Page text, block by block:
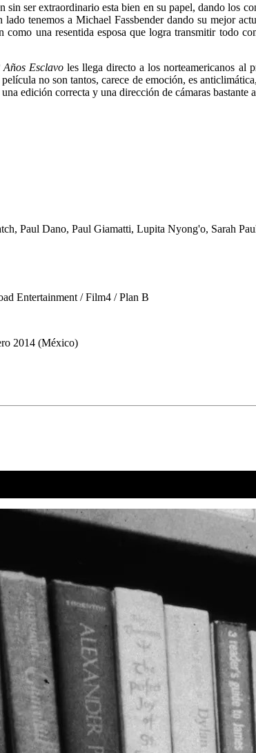
ser extraordinario esta bien en su papel, dando los
tenemos a Michael Fassbender dando su mejor
una resentida esposa que logra transmitir todo
Años Esclavoles llega directo a los norteamericanos al
no son tantos, carece de emoción, es
edición correcta y una dirección de cámaras bastante
Paul Dano, Paul Giamatti, Lupita Nyong'o, Sarah
Entertainment / Film4 / Plan B
2014 (México)